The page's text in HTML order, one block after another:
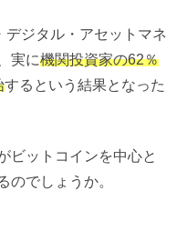
デジタル・アセットマネ
実に機関投資家の62％
するという結果となった
ビットコインを中心と
のでしょうか。